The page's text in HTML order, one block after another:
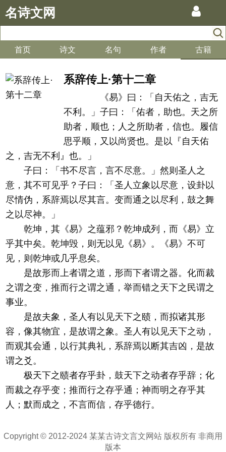
名诗文网
首页 诗文 名句 作者 古籍
系辞传上·第十二章
《易》曰：「自天佑之，吉无
不利。」子曰：「佑者，助也。天之所
助者，顺也；人之所助者，信也。履信
思乎顺，又以尚贤也。是以『自天佑
之，吉无不利』也。」
子曰：「书不尽言，言不尽意。」然则圣人之
意，其不可见乎？子曰：「圣人立象以尽意，设卦以
尽情伪，系辞焉以尽其言。变而通之以尽利，鼓之舞
之以尽神。」
乾坤，其《易》之蕴邪？乾坤成列，而《易》立
乎其中矣。乾坤毁，则无以见《易》。《易》不可
见，则乾坤或几乎息矣。
是故形而上者谓之道，形而下者谓之器。化而裁
之谓之变，推而行之谓之通，举而错之天下之民谓之
事业。
是故夫象，圣人有以见天下之赜，而拟诸其形
容，像其物宜，是故谓之象。圣人有以见天下之动，
而观其会通，以行其典礼，系辞焉以断其吉凶，是故
谓之爻。
极天下之赜者存乎卦，鼓天下之动者存乎辞；化
而裁之存乎变；推而行之存乎通；神而明之存乎其
人；默而成之，不言而信，存乎德行。
Copyright © 2012-2024 某某古诗文言文网站 版权所有 非商用
版本